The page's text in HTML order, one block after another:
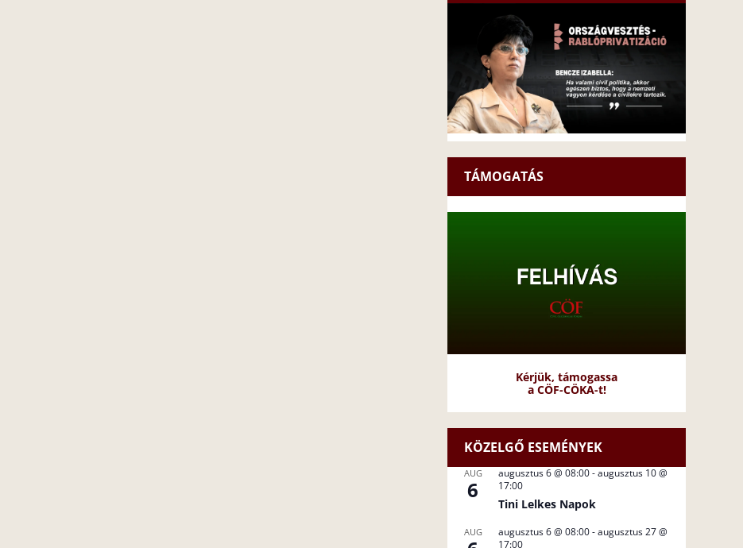
TÁMOGATÁS
Kérjük, támogassa
a CÖF-CÖKA-t!
KÖZELGŐ ESEMÉNYEK
AUG
6
augusztus 6 @ 08:00-augusztus 10 @
17:00
Tini Lelkes Napok
AUG augusztus 6 @ 08:00-augusztus 27 @
17:00